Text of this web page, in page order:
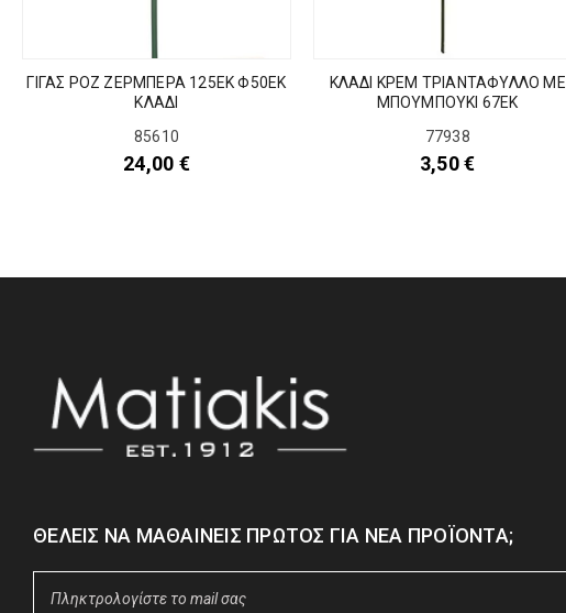
ΓΙΓΑΣ ΡΟΖ ΖΕΡΜΠΕΡΑ 125ΕΚ Φ50ΕΚ
ΚΛΑΔΙ
85610
24,00 €
ΚΛΑΔΙ ΚΡΕΜ ΤΡΙΑΝΤΑΦΥΛΛΟ ΜΕ
ΜΠΟΥΜΠΟΥΚΙ 67ΕΚ
77938
3,50€
ΘΈΛΕΙΣ ΝΑ ΜΑΘΑΊΝΕΙΣ ΠΡΏΤΟΣ ΓΙΑ ΝΈΑ ΠΡΟΪΌΝΤΑ;